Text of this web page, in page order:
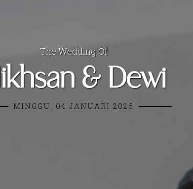
The Wedding Of
& Dewi
MINGGU, 04 JANUARI 2026